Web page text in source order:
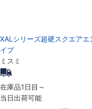
XALシリーズ超硬スクエア
イプ
ミスミ
在庫品1日目～
当日出荷可能